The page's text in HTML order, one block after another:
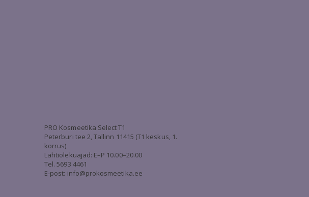
PRO Kosmeetika Select T1
Peterburi tee 2, Tallinn 11415 (T1 keskus, 1.
korrus)
Lahtiolekuajad: E–P 10.00–20.00
Tel. 5693 4461
E-post: info@prokosmeetika.ee